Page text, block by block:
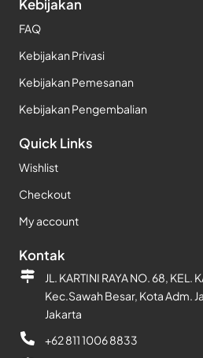
Kebijakan
FAQ
Kebijakan Privasi
Kebijakan Pemesanan
Kebijakan Pengembalian
Quick Links
Wishlist
Checkout
My account
Kontak
JL. KARTINI RAYA NO. 68, KEL.
Kec.Sawah Besar, Kota Adm.
Jakarta
+62 811 1006 8833